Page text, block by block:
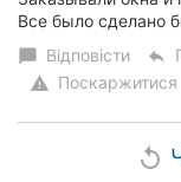
Все было сделано
chat_bubble Відповісти reply
warning Поскаржитися
replay